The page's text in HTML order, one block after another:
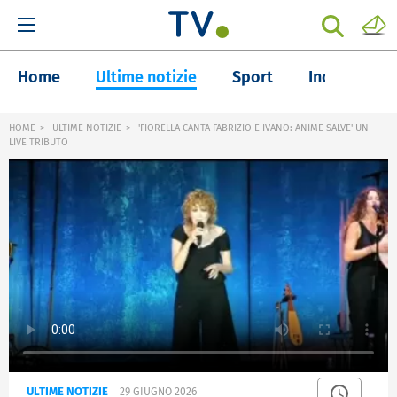
Home Ultime notizie Sport Inchieste
HOME ULTIME NOTIZIE
'FIORELLA CANTA FABRIZIO E IVANO: ANIME SALVE' UN
LIVE TRIBUTO
ULTIME NOTIZIE 29 GIUGNO 2026